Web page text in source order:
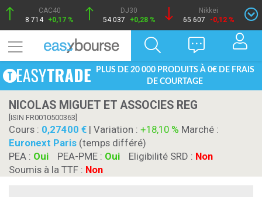
CAC40
8 714 +0,17 %
DJ30
54 037
+0,28 %
Nikkei
65 607
-0,12 %
PLUS DE 20 000 PRODUITS À 0€ DE FRAIS
DE COURTAGE
NICOLAS MIGUET ET ASSOCIES REG
[ISIN FR0010500363]
Cours : 0,27400 | Variation : +18,10 % Marché :
Euronext Paris (temps différé)
PEA : Oui PEA-PME : Oui Eligibilité SRD : Non
Soumis à la TTF : Non